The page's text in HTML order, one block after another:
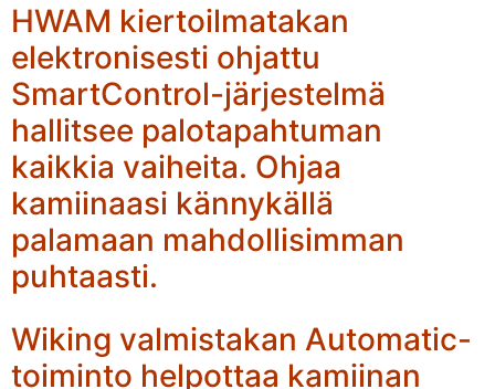
HWAM kiertoilmatakan
elektronisesti ohjattu
SmartControl-järjestelmä
hallitsee palotapahtuman
kaikkia vaiheita. Ohjaa
kamiinaasi kännykällä
palamaan mahdollisimman
puhtaasti.
Wiking valmistakan Automatic-
toiminto helpottaa kamiinan